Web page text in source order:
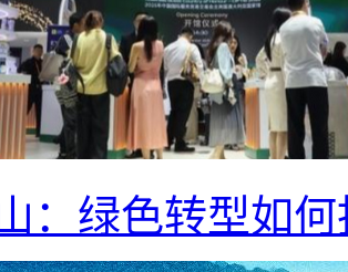
：绿色转型如